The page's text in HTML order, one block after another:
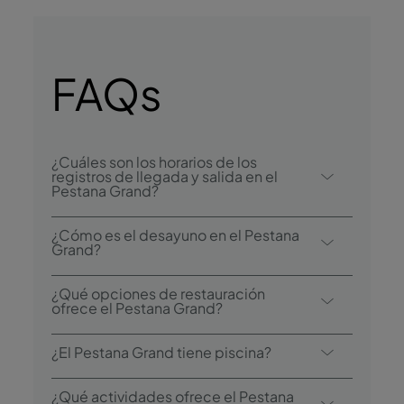
FAQs
¿Cuáles son los horarios de los
registros de llegada y salida en el
Pestana Grand?
El registro de llegada en el Pestana Grand
comienza a las 15:00, y el registro de salida
es hasta las 12:00.
¿Cómo es el desayuno en el Pestana
Grand?
Entre las opciones de desayuno se
encuentra el bufé.
¿Qué opciones de restauración
ofrece el Pestana Grand?
El hotel cuenta con 4 restaurantes: Atrium,
Trattoria de la Fontana, Cabo Girão, Au
Tagine
¿El Pestana Grand tiene piscina?
Sí, el hotel cuenta con dos piscinas
¿Qué actividades ofrece el Pestana